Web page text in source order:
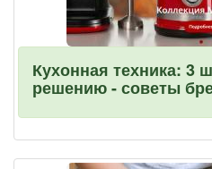
Кухонная техника: 3
решению - советы